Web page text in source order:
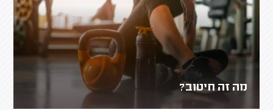
מה זה חיטוב?